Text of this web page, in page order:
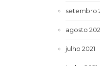
setembro
agosto
julho 2021